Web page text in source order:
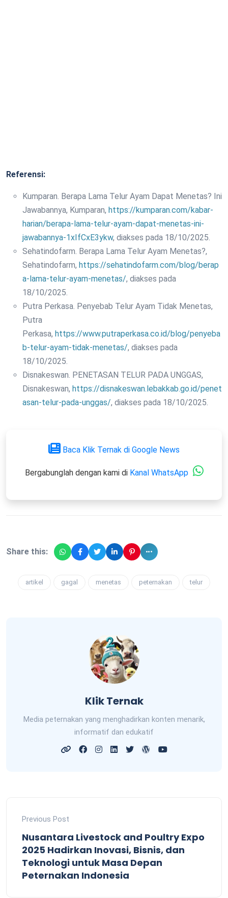
Referensi:
Kumparan. Berapa Lama Telur Ayam Dapat Menetas? Ini
Jawabannya, Kumparan, https://kumparan.com/kabar-
harian/berapa-lama-telur-ayam-dapat-menetas-ini-
jawabannya-1xIfCxE3ykw, diakses pada 18/10/2025.
Sehatindofarm. Berapa Lama Telur Ayam Menetas?,
Sehatindofarm, https://sehatindofarm.com/blog/berap
a-lama-telur-ayam-menetas/, diakses pada
18/10/2025.
Putra Perkasa. Penyebab Telur Ayam Tidak Menetas,
Putra
Perkasa, https://www.putraperkasa.co.id/blog/penyeba
b-telur-ayam-tidak-menetas/, diakses pada
18/10/2025.
Disnakeswan. PENETASAN TELUR PADA UNGGAS,
Disnakeswan, https://disnakeswan.lebakkab.go.id/penet
asan-telur-pada-unggas/, diakses pada 18/10/2025.
Baca Klik Ternak di Google News
Bergabunglah dengan kami di Kanal WhatsApp
Share this:
artikel gagal menetas peternakan telur
Klik Ternak
Media peternakan yang menghadirkan konten menarik,
informatif dan edukatif
Previous Post
Nusantara Livestock and Poultry Expo
2025 Hadirkan Inovasi, Bisnis, dan
Teknologi untuk Masa Depan
Peternakan Indonesia